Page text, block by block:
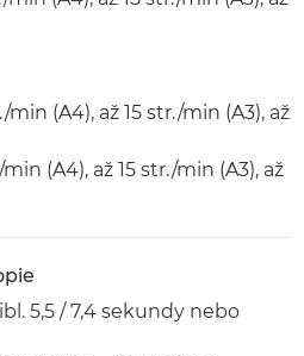
(A4), až 15 str./min (A3), až
(A4), až 15 str./min (A3), až
5,5 / 7,4 sekundy nebo